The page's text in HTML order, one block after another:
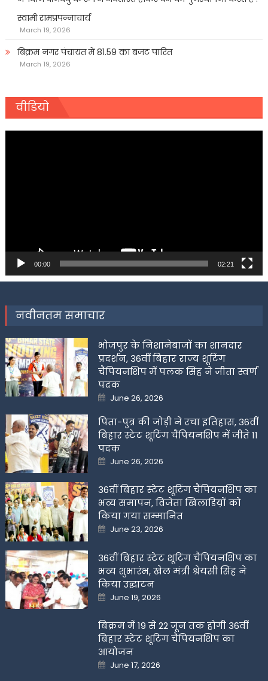
स्वामी रामप्रपन्नाचार्य
March 19, 2026
बिक्रम नगर पंचायत में 81.59 का बजट पारित
March 19, 2026
वीडियो
00:00 02:21
नवीनतम समाचार
भोजपुर के निशानेबाजों का शानदार
प्रदर्शन, 36वीं बिहार राज्य शूटिंग
चैंपियनशिप में पलक सिंह ने जीता स्वर्ण
पदक
Posted
on
June 26, 2026
पिता-पुत्र की जोड़ी ने रचा इतिहास, 36वीं
बिहार स्टेट शूटिंग चैंपियनशिप में जीते 11
पदक
Posted
on
June 26, 2026
36वीं बिहार स्टेट शूटिंग चैंपियनशिप का
भव्य समापन, विजेता खिलाडिय़ों को
किया गया सम्मानित
Posted
on
June 23, 2026
36वीं बिहार स्टेट शूटिंग चैंपियनशिप का
भव्य शुभारंभ, खेल मंत्री श्रेयसी सिंह ने
किया उद्घाटन
Posted
on
June 19, 2026
बिक्रम में 19 से 22 जून तक होगी 36वीं
बिहार स्टेट शूटिंग चैंपियनशिप का
आयोजन
Posted
on
June 17, 2026